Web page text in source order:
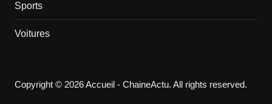
Sports
Voitures
Copyright © 2026 Accueil - ChaineActu. All rights reserved.